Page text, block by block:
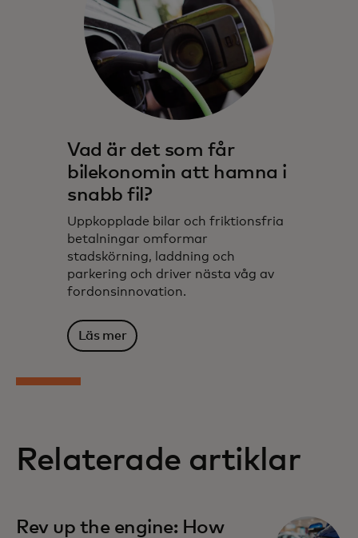
Vad är det som får
bilekonomin att hamna i
snabb fil?
Uppkopplade bilar och friktionsfria
betalningar omformar
stadskörning, laddning och
parkering och driver nästa våg av
fordonsinnovation.
Läs mer
Relaterade artiklar
Rev up the engine: How